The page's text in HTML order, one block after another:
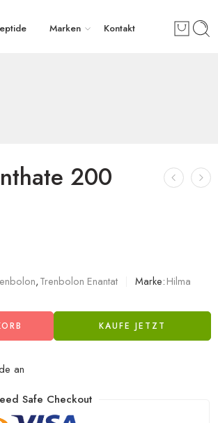
Marken Kontakt
200
,Trenbolon Enantat Marke:Hilma
KAUFE JETZT
an
Safe Checkout